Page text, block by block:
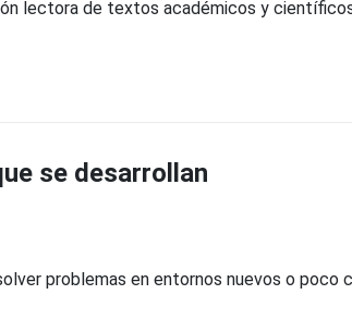
lectora de textos académicos y
se desarrollan
problemas en entornos nuevos o